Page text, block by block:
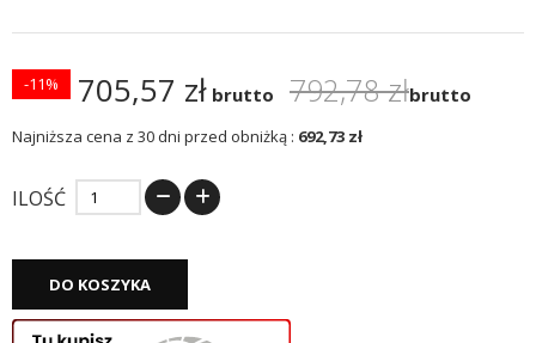
705,57 zł brutto 792,78 złbrutto
-11%
Najniższa cena z 30 dni przed obniżką : 692,73 zł
ILOŚĆ
DO KOSZYKA